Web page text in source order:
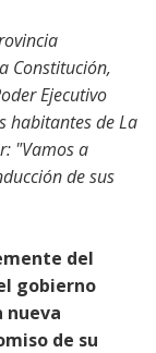
Constitución,
Ejecutivo
habitantes de La
"Vamos a
de sus
del
gobierno
nueva
de su